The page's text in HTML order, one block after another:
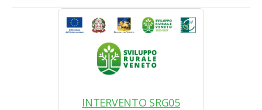
INTERVENTO SRG05